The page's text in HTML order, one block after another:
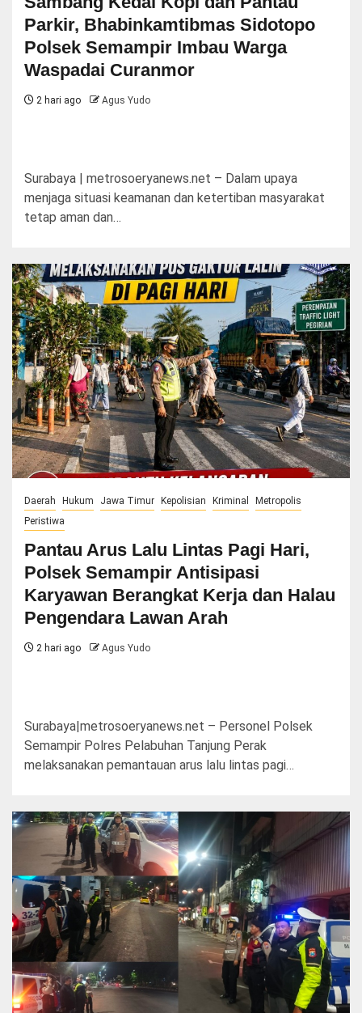
Parkir, Bhabinkamtibmas Sidotopo
Polsek Semampir Imbau Warga
Waspadai Curanmor
2 hari ago Agus Yudo
Surabaya | metrosoeryanews.net – Dalam upaya
menjaga situasi keamanan dan ketertiban masyarakat
tetap aman dan…
Daerah Hukum Jawa Timur Kepolisian Kriminal
Metropolis
Peristiwa
Pantau Arus Lalu Lintas Pagi Hari,
Polsek Semampir Antisipasi
Karyawan Berangkat Kerja dan Halau
Pengendara Lawan Arah
2 hari ago Agus Yudo
Surabaya|metrosoeryanews.net – Personel Polsek
Semampir Polres Pelabuhan Tanjung Perak
melaksanakan pemantauan arus lalu lintas pagi…